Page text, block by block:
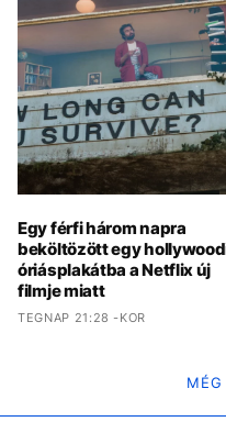
Egy férfi három napra
beköltözött egy
óriásplakátba a Netflix új
filmje miatt
TEGNAP 21:28 -KOR
MÉG